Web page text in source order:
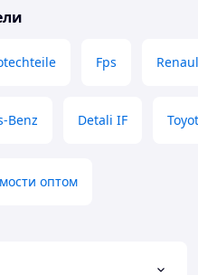
Fps
Benz Detali IF
оптом